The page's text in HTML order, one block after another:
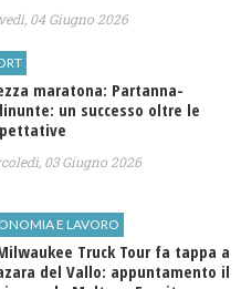
04 Giugno 2026
maratona: Partanna-
un successo oltre le
03 Giugno 2026
E LAVORO
Truck Tour fa tappa a
del Vallo: appuntamento il